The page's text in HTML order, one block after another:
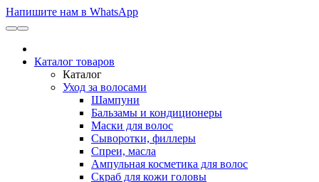
Напишите нам в WhatsApp
Каталог товаров
Каталог
Уход за волосами
Шампуни
Бальзамы и кондиционеры
Маски для волос
Сыворотки, филлеры
Спреи, масла
Ампульная косметика для волос
Скраб для кожи головы